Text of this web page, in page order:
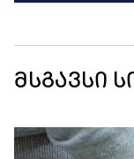
მსგავსი